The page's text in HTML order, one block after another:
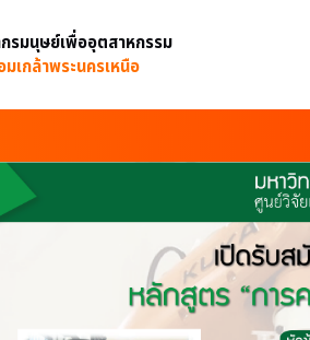
รมนุษย์เพื่ออุตสาหกรรม
เกล้าพระนครเหนือ